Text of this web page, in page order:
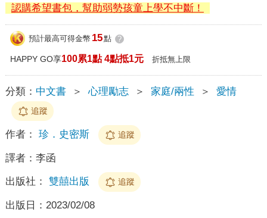
認購希望書包，幫助弱勢孩童上學不中斷！
預計最高可得金幣 15點 ?
HAPPY GO享100累1點 4點抵1元 折抵無上限
分類： 中文書 ＞ 心理勵志 ＞ 家庭/兩性 ＞ 愛情
追蹤
作者： 珍．史密斯 追蹤
譯者： 李函
出版社： 雙囍出版 追蹤
出版日： 2023/02/08